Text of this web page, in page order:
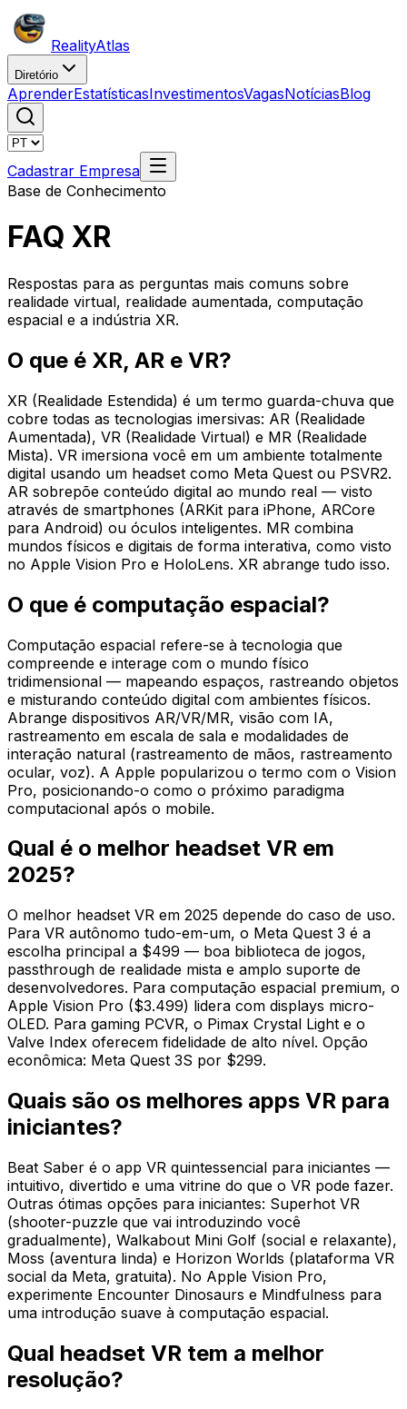
RealityAtlas
Diretório
AprenderEstatísticasInvestimentosVagasNotíciasBlog
Cadastrar Empresa
Base de Conhecimento
FAQ XR
Respostas para as perguntas mais comuns sobre
realidade virtual, realidade aumentada, computação
espacial e a indústria XR.
O que é XR, AR e VR?
XR (Realidade Estendida) é um termo guarda-chuva que
cobre todas as tecnologias imersivas: AR (Realidade
Aumentada), VR (Realidade Virtual) e MR (Realidade
Mista). VR imersiona você em um ambiente totalmente
digital usando um headset como Meta Quest ou PSVR2.
AR sobrepõe conteúdo digital ao mundo real — visto
através de smartphones (ARKit para iPhone, ARCore
para Android) ou óculos inteligentes. MR combina
mundos físicos e digitais de forma interativa, como visto
no Apple Vision Pro e HoloLens. XR abrange tudo isso.
O que é computação espacial?
Computação espacial refere-se à tecnologia que
compreende e interage com o mundo físico
tridimensional — mapeando espaços, rastreando objetos
e misturando conteúdo digital com ambientes físicos.
Abrange dispositivos AR/VR/MR, visão com IA,
rastreamento em escala de sala e modalidades de
interação natural (rastreamento de mãos, rastreamento
ocular, voz). A Apple popularizou o termo com o Vision
Pro, posicionando-o como o próximo paradigma
computacional após o mobile.
Qual é o melhor headset VR em
2025?
O melhor headset VR em 2025 depende do caso de uso.
Para VR autônomo tudo-em-um, o Meta Quest 3 é a
escolha principal a $499 — boa biblioteca de jogos,
passthrough de realidade mista e amplo suporte de
desenvolvedores. Para computação espacial premium, o
Apple Vision Pro ($3.499) lidera com displays micro-
OLED. Para gaming PCVR, o Pimax Crystal Light e o
Valve Index oferecem fidelidade de alto nível. Opção
econômica: Meta Quest 3S por $299.
Quais são os melhores apps VR para
iniciantes?
Beat Saber é o app VR quintessencial para iniciantes —
intuitivo, divertido e uma vitrine do que o VR pode fazer.
Outras ótimas opções para iniciantes: Superhot VR
(shooter-puzzle que vai introduzindo você
gradualmente), Walkabout Mini Golf (social e relaxante),
Moss (aventura linda) e Horizon Worlds (plataforma VR
social da Meta, gratuita). No Apple Vision Pro,
experimente Encounter Dinosaurs e Mindfulness para
uma introdução suave à computação espacial.
Qual headset VR tem a melhor
resolução?